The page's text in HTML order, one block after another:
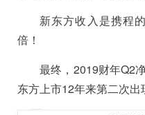
新东方收入是携程
倍！
最终，2019财年Q2
东方上市12年来第二次出